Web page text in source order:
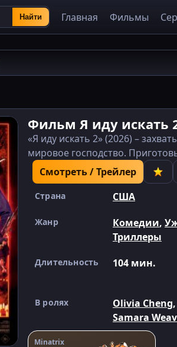
Найти Главная Фильмы
Фильм Я иду искать
«Я иду искать 2» (2026) –
мировое господство.
Смотреть / Трейлер
Страна США
Жанр Комедии,
Триллеры
Длительность 104 мин.
В ролях Olivia Cheng,
Samara
Minatrix